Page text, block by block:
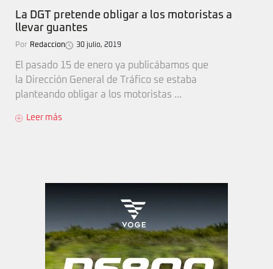
La DGT pretende obligar a los motoristas a
llevar guantes
Por Redaccion 30 julio, 2019
El pasado 15 de enero ya publicábamos que
la Dirección General de Tráfico se estaba
planteando obligar a los motoristas ...
Leer más